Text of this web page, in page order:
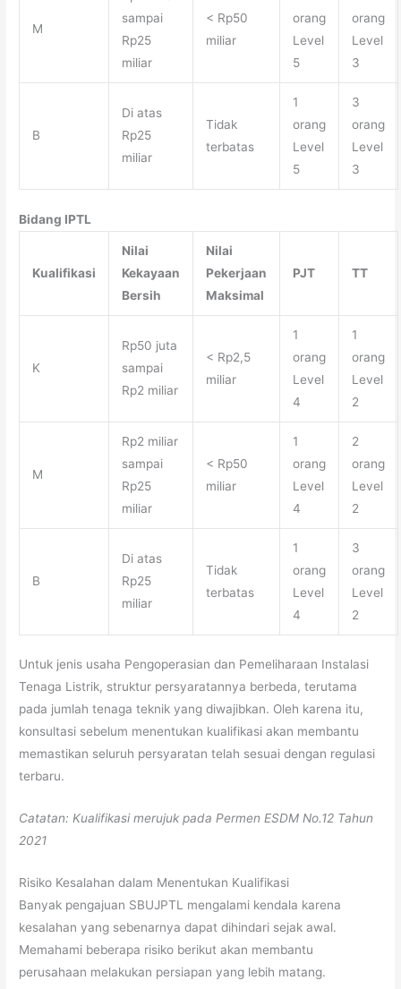
M
sampai
Rp25
miliar
< Rp50
miliar
orang
Level
5
orang
Level
3
B
Di atas
Rp25
miliar
Tidak
terbatas
1
orang
Level
5
3
orang
Level
3
Bidang IPTL
Kualifikasi
Nilai
Kekayaan
Bersih
Nilai
Pekerjaan
Maksimal
PJT TT
K
Rp50 juta
sampai
Rp2 miliar
< Rp2,5
miliar
1
orang
Level
4
1
orang
Level
2
M
Rp2 miliar
sampai
Rp25
miliar
< Rp50
miliar
1
orang
Level
4
2
orang
Level
2
B
Di atas
Rp25
miliar
Tidak
terbatas
1
orang
Level
4
3
orang
Level
2
Untuk jenis usaha Pengoperasian dan Pemeliharaan Instalasi
Tenaga Listrik, struktur persyaratannya berbeda, terutama
pada jumlah tenaga teknik yang diwajibkan. Oleh karena itu,
konsultasi sebelum menentukan kualifikasi akan membantu
memastikan seluruh persyaratan telah sesuai dengan regulasi
terbaru.
Catatan: Kualifikasi merujuk pada Permen ESDM No.12 Tahun
2021
Risiko Kesalahan dalam Menentukan Kualifikasi
Banyak pengajuan SBUJPTL mengalami kendala karena
kesalahan yang sebenarnya dapat dihindari sejak awal.
Memahami beberapa risiko berikut akan membantu
perusahaan melakukan persiapan yang lebih matang.